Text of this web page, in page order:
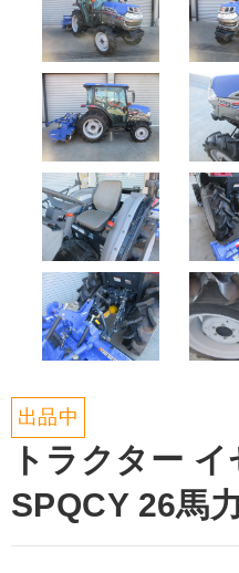
出品中
トラクター
SPQCY 26馬力